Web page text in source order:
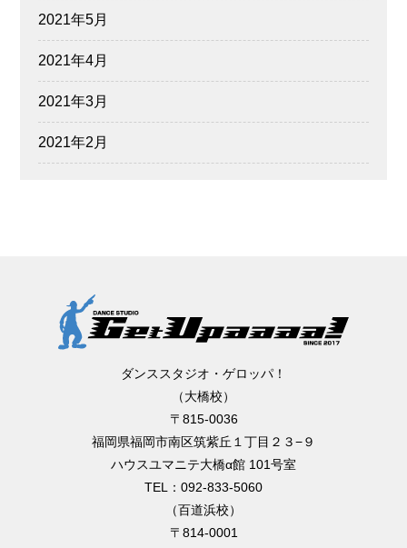
2021年5月
2021年4月
2021年3月
2021年2月
ダンススタジオ・ゲロッパ！
（大橋校）
〒815-0036
福岡県福岡市南区筑紫丘１丁目２３−９
ハウスユマニテ大橋α館 101号室
TEL：092-833-5060
（百道浜校）
〒814-0001